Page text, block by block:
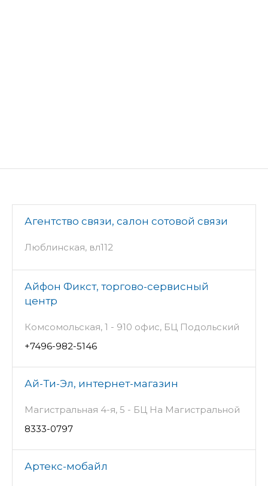
Агентство связи, салон сотовой связи
Люблинская, вл112
Айфон Фикст, торгово-сервисный
центр
Комсомольская, 1 - 910 офис, БЦ Подольский
+7496-982-5146
Ай-Ти-Эл, интернет-магазин
Магистральная 4-я, 5 - БЦ На Магистральной
8333-0797
Артекс-мобайл